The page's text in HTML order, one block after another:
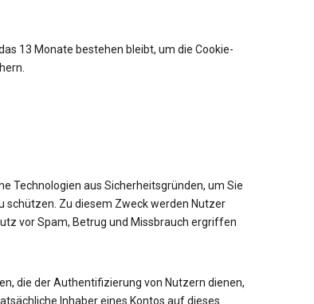
13 Monate bestehen bleibt, um die Cookie-
Technologien aus Sicherheitsgründen, um Sie
schützen. Zu diesem Zweck werden Nutzer
vor Spam, Betrug und Missbrauch ergriffen
die der Authentifizierung von Nutzern dienen,
Inhaber eines Kontos auf dieses